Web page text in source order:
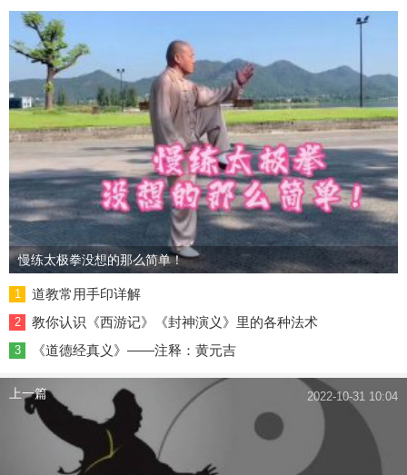
慢练太极拳没想的那么简单！
1 道教常用手印详解
2 教你认识《西游记》《封神演义》里的各种法术
3 《道德经真义》——注释：黄元吉
上一篇 2022-10-31 10:04